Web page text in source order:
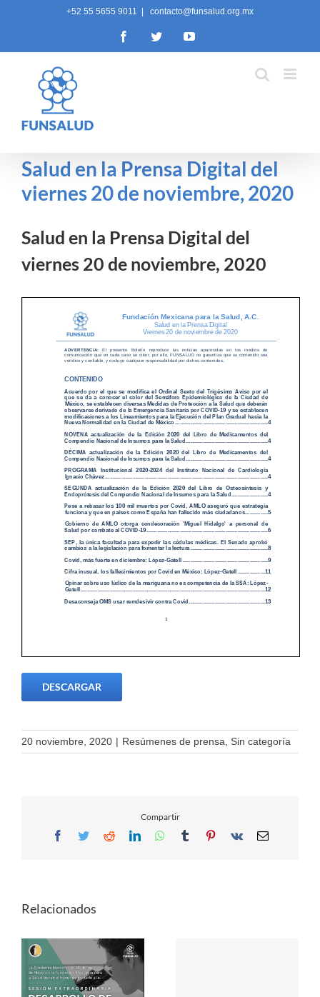
+52 55 5655 9011 contacto@funsalud.org.mx
FacebookTwitterYouTube
Salud en la Prensa Digital del
viernes 20 de noviembre, 2020
Salud en la Prensa Digital del
viernes 20 de noviembre, 2020
DESCARGAR
20 noviembre, 2020 | Resúmenes de prensa, Sin categoría
Compartir
Facebook
TwitterRedditLinkedInWhatsApp
TumblrPinterest
Vk Email
Relacionados